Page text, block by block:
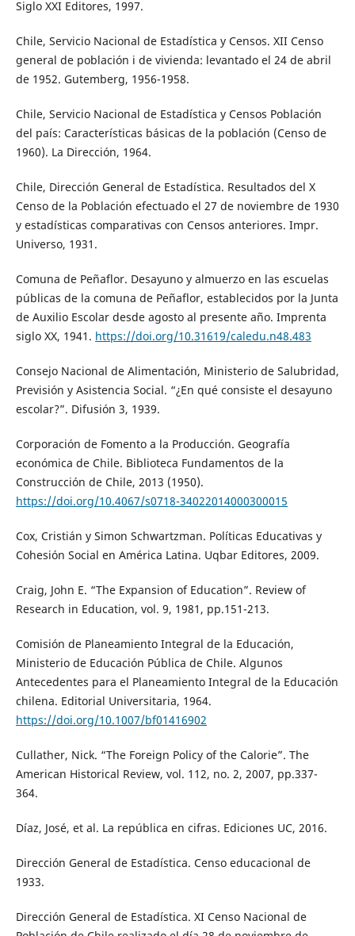
Siglo XXI Editores, 1997.
Chile, Servicio Nacional de Estadística y Censos. XII Censo
general de población i de vivienda: levantado el 24 de abril
de 1952. Gutemberg, 1956-1958.
Chile, Servicio Nacional de Estadística y Censos Población
del país: Características básicas de la población (Censo de
1960). La Dirección, 1964.
Chile, Dirección General de Estadística. Resultados del X
Censo de la Población efectuado el 27 de noviembre de 1930
y estadísticas comparativas con Censos anteriores. Impr.
Universo, 1931.
Comuna de Peñaflor. Desayuno y almuerzo en las escuelas
públicas de la comuna de Peñaflor, establecidos por la Junta
de Auxilio Escolar desde agosto al presente año. Imprenta
siglo XX, 1941. https://doi.org/10.31619/caledu.n48.483
Consejo Nacional de Alimentación, Ministerio de Salubridad,
Previsión y Asistencia Social. “¿En qué consiste el desayuno
escolar?”. Difusión 3, 1939.
Corporación de Fomento a la Producción. Geografía
económica de Chile. Biblioteca Fundamentos de la
Construcción de Chile, 2013 (1950).
https://doi.org/10.4067/s0718-34022014000300015
Cox, Cristián y Simon Schwartzman. Políticas Educativas y
Cohesión Social en América Latina. Uqbar Editores, 2009.
Craig, John E. “The Expansion of Education”. Review of
Research in Education, vol. 9, 1981, pp.151-213.
Comisión de Planeamiento Integral de la Educación,
Ministerio de Educación Pública de Chile. Algunos
Antecedentes para el Planeamiento Integral de la Educación
chilena. Editorial Universitaria, 1964.
https://doi.org/10.1007/bf01416902
Cullather, Nick. “The Foreign Policy of the Calorie”. The
American Historical Review, vol. 112, no. 2, 2007, pp.337-
364.
Díaz, José, et al. La república en cifras. Ediciones UC, 2016.
Dirección General de Estadística. Censo educacional de
1933.
Dirección General de Estadística. XI Censo Nacional de